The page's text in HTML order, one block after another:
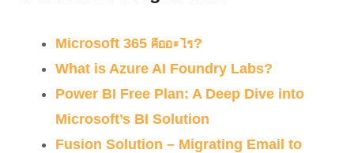
Microsoft 365 คืออะไร?
What is Azure AI Foundry Labs?
Power BI Free Plan: A Deep Dive into
Microsoft’s BI Solution
Fusion Solution – Migrating Email to